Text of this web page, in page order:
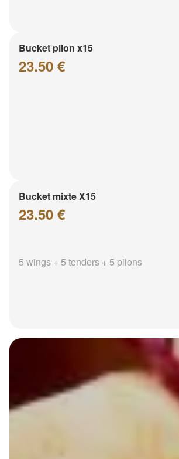
Bucket pilon x15
23.50 €
Bucket mixte X15
23.50 €
5 wings + 5 tenders + 5 pilons